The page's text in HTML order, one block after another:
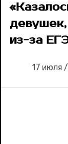
девушек,
из-за
17 июля /